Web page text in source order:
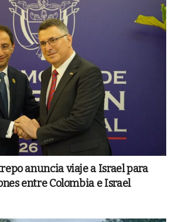
anuncia viaje a Israel para
entre Colombia e Israel